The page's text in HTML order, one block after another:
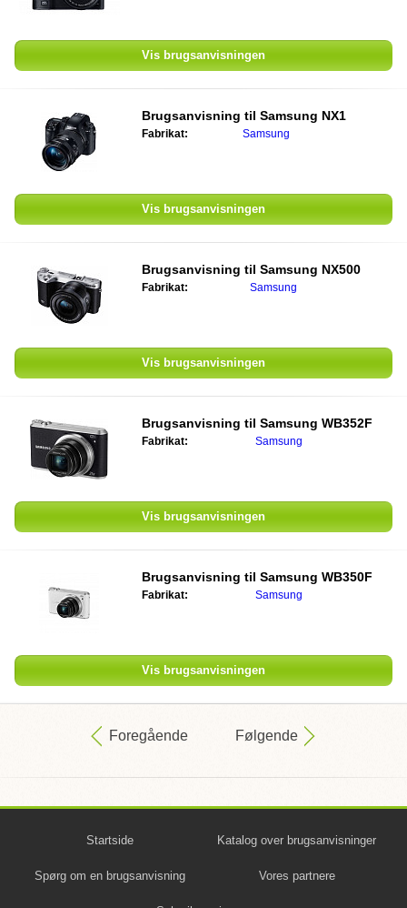
Vis brugsanvisningen
Brugsanvisning til Samsung NX1
Fabrikat: Samsung
Vis brugsanvisningen
Brugsanvisning til Samsung NX500
Fabrikat: Samsung
Vis brugsanvisningen
Brugsanvisning til Samsung WB352F
Fabrikat: Samsung
Vis brugsanvisningen
Brugsanvisning til Samsung WB350F
Fabrikat: Samsung
Vis brugsanvisningen
Foregående Følgende
Startside Katalog over brugsanvisninger
Spørg om en brugsanvisning Vores partnere